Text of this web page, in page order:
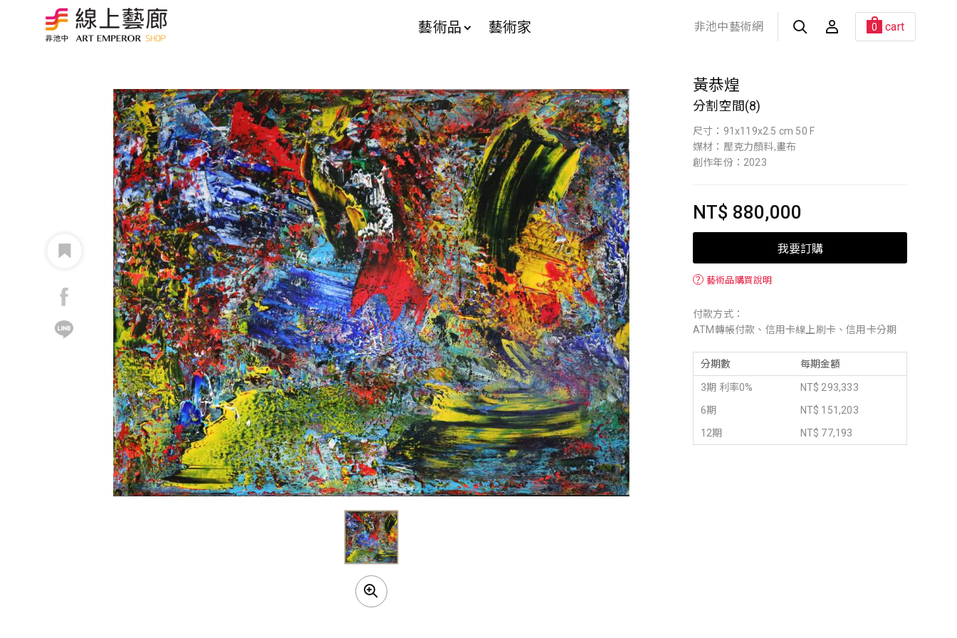
藝術品 藝術家 非池中藝術網 0 cart
黃恭煌
分割空間(8)
尺寸：91x119x2.5 cm 50 F
媒材：壓克力顏料,畫布
創作年份：2023
NT$ 880,000
我要訂購
？ 藝術品購買說明
付款方式：
ATM轉帳付款、信用卡線上刷卡、信用卡分期
分期數 每期金額
3期 利率0%
NT$ 293,333
6期
NT$ 151,203
12期
NT$ 77,193